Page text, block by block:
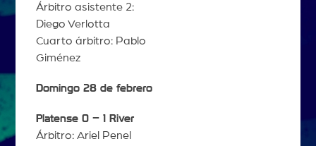
Árbitro asistente 2:
Diego Verlotta
Cuarto árbitro: Pablo
Giménez
Domingo 28 de febrero
Platense 0 – 1 River
Árbitro: Ariel Penel